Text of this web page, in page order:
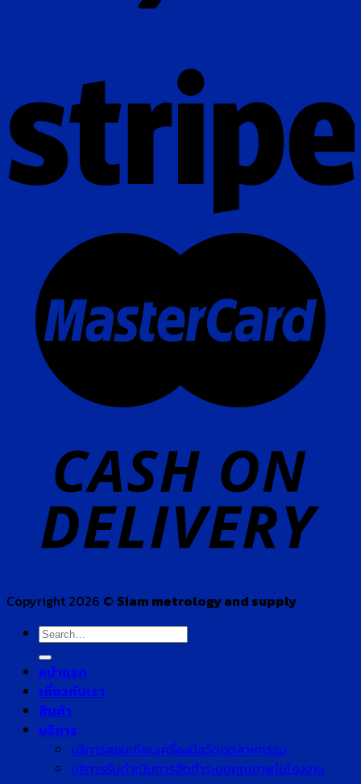
Copyright 2026 © Siam metrology and supply
Search
for:
หน้าแรก
เกี่ยวกับเรา
สินค้า
บริการ
บริการสอบเทียบเครื่องมือวัดอุตสาหกรรม
บริการรับดำเนินการจัดทำระบบคุณภาพในโรงงาน